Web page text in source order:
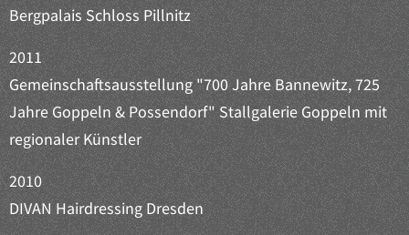
Bergpalais Schloss Pillnitz
2011
Gemeinschaftsausstellung "700 Jahre Bannewitz, 725
Jahre Goppeln & Possendorf" Stallgalerie Goppeln mit
regionaler Künstler
2010
DIVAN Hairdressing Dresden